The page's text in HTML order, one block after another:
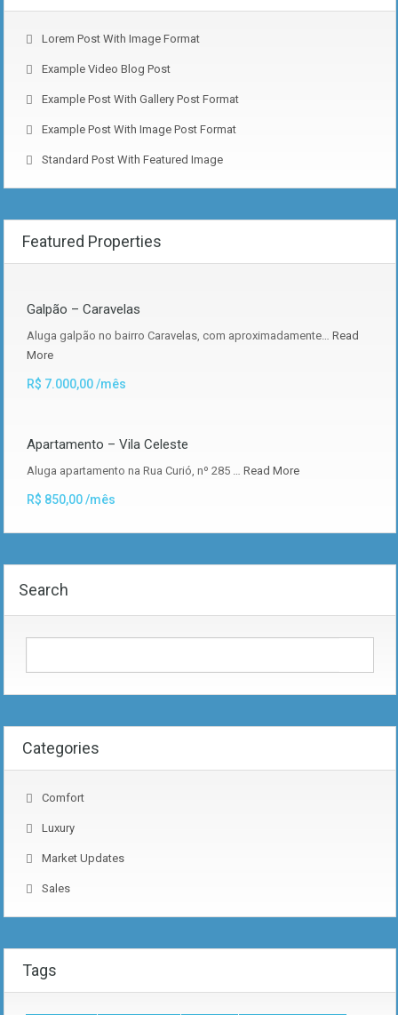
Lorem Post With Image Format
Example Video Blog Post
Example Post With Gallery Post Format
Example Post With Image Post Format
Standard Post With Featured Image
Featured Properties
Galpão – Caravelas
Aluga galpão no bairro Caravelas, com aproximadamente… Read
More
R$ 7.000,00 /mês
Apartamento – Vila Celeste
Aluga apartamento na Rua Curió, nº 285 … Read More
R$ 850,00 /mês
Search
Categories
Comfort
Luxury
Market Updates
Sales
Tags